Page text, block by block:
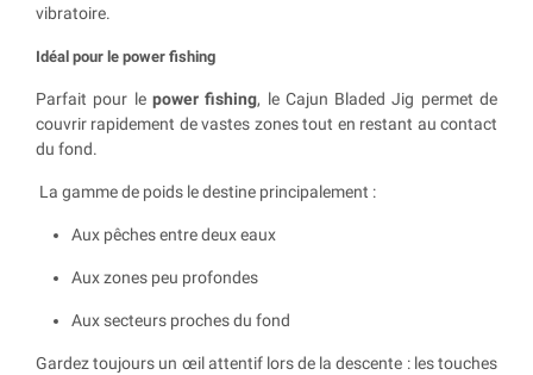
vibratoire.
Idéal pour le power fishing
Parfait pour le power fishing, le Cajun Bladed Jig permet de
couvrir rapidement de vastes zones tout en restant au contact
du fond.
La gamme de poids le destine principalement :
Aux pêches entre deux eaux
Aux zones peu profondes
Aux secteurs proches du fond
Gardez toujours un œil attentif lors de la descente : les touches